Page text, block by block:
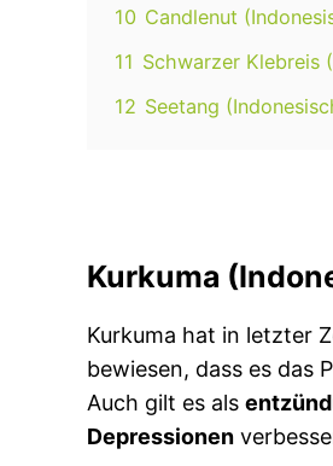
10 Candlenut
11 Schwarzer Klebreis
12 Seetang
Kurkuma
Kurkuma hat in letzter
bewiesen, dass es das
Auch gilt es als
Depressionen